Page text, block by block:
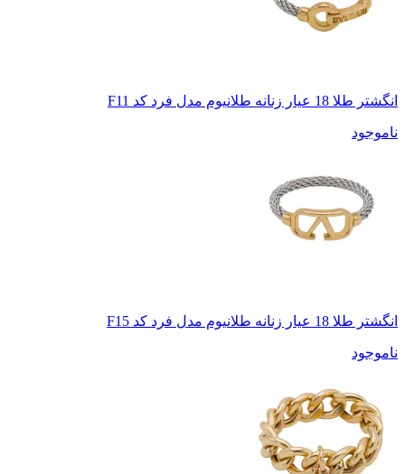
انگشتر طلا 18 عیار زنانه طلانیوم مدل فرد کد F11
ناموجود
انگشتر طلا 18 عیار زنانه طلانیوم مدل فرد کد F15
ناموجود